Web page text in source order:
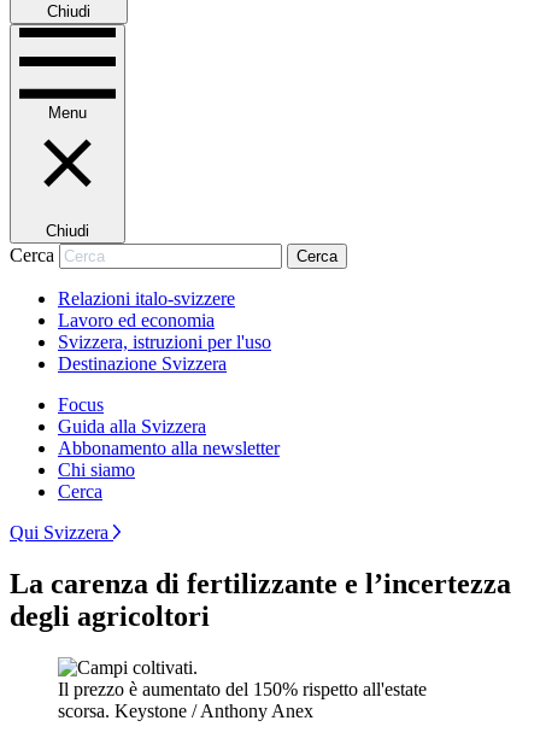
Chiudi
Menu
Chiudi
Cerca Cerca
Relazioni italo-svizzere
Lavoro ed economia
Svizzera, istruzioni per l'uso
Destinazione Svizzera
Focus
Guida alla Svizzera
Abbonamento alla newsletter
Chi siamo
Cerca
Qui Svizzera
La carenza di fertilizzante e l’incertezza
degli agricoltori
Il prezzo è aumentato del 150% rispetto all'estate
scorsa. Keystone / Anthony Anex